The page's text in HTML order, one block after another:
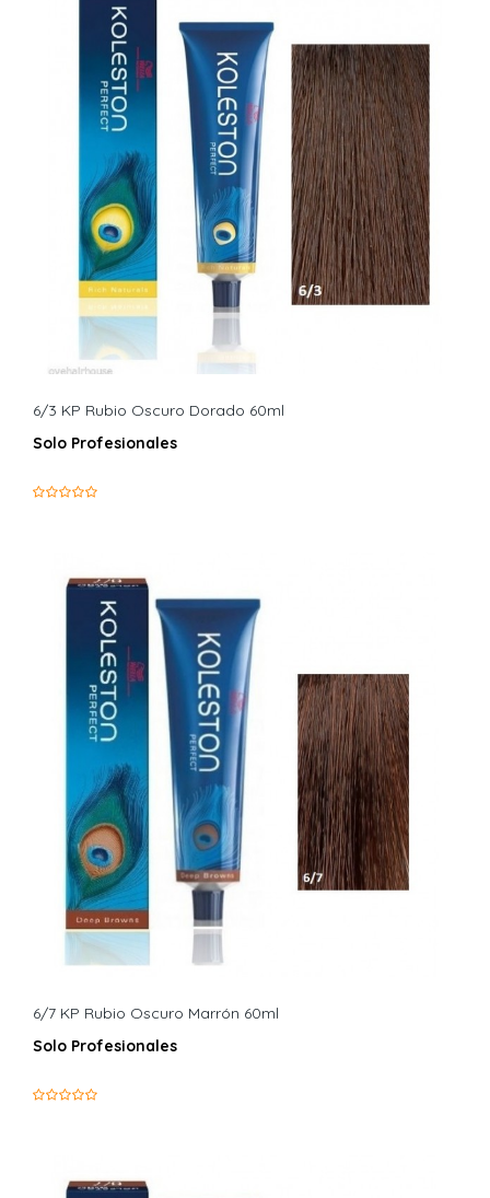
6/3 KP Rubio Oscuro Dorado 60ml
Solo Profesionales
6/7 KP Rubio Oscuro Marrón 60ml
Solo Profesionales